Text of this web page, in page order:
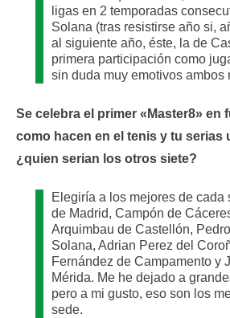
ligas en 2 temporadas
Solana (tras resistirse año si,
al siguiente año, éste, la de
primera participación como
sin duda muy emotivos ambos
Se celebra el primer «Master8» en
como hacen en el tenis y tu
¿quien serian los otros siete?
Elegiría a los mejores de cada
de Madrid, Campón de
Arquimbau de Castellón,
Solana, Adrian Perez del
Fernández de Campamento y
Mérida. Me he dejado a
pero a mi gusto, eso son los
sede.